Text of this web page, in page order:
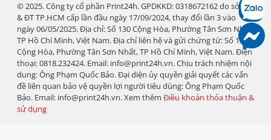
© 2025. Công ty cổ phần Print24h. GPDKKD: 0318672162 do sở KH
& ĐT TP.HCM cấp lần đầu ngày 17/09/2024, thay đổi lần 3 vào
ngày 06/05/2025. Địa chỉ: Số 130 Cộng Hòa, Phường Tân Sơn Nhất,
TP Hồ Chí Minh, Việt Nam. Địa chỉ liên hệ và gửi chứng từ: Số 130
Cộng Hòa, Phường Tân Sơn Nhất, TP Hồ Chí Minh, Việt Nam. Điện
thoại: 0818.232424. Email: info@print24h.vn. Chịu trách nhiệm nội
dung: Ông Phạm Quốc Bảo. Đại diện ủy quyền giải quyết các vấn
đề liên quan bảo vệ quyền lợi người tiêu dùng: Ông Phạm Quốc
Bảo. Email: info@print24h.vn. Xem thêm Điều khoản thỏa thuận &
sử dụng